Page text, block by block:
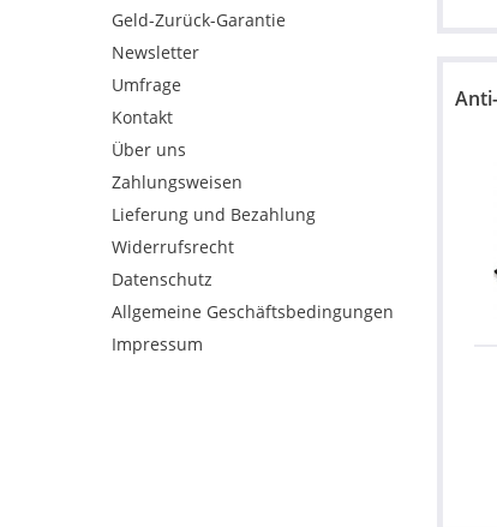
Geld-Zurück-Garantie
Newsletter
Umfrage
Kontakt
Über uns
Zahlungsweisen
Lieferung und Bezahlung
Widerrufsrecht
Datenschutz
Allgemeine Geschäftsbedingungen
Impressum